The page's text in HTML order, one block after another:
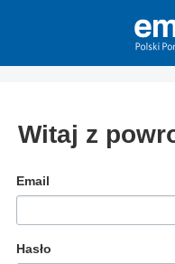
Witaj z
Email
Hasło